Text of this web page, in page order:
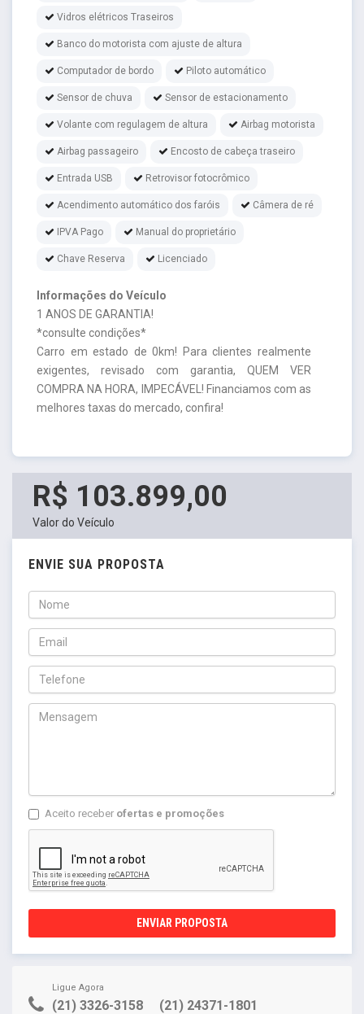
Vidros elétricos Traseiros
Banco do motorista com ajuste de altura
Computador de bordo Piloto automático
Sensor de chuva Sensor de estacionamento
Volante com regulagem de altura Airbag motorista
Airbag passageiro Encosto de cabeça traseiro
Entrada USB Retrovisor fotocrômico
Acendimento automático dos faróis Câmera de ré
IPVA Pago Manual do proprietário
Chave Reserva Licenciado
Informações do Veículo
1 ANOS DE GARANTIA!
*consulte condições*
Carro em estado de 0km! Para clientes realmente
exigentes, revisado com garantia, QUEM VER
COMPRA NA HORA, IMPECÁVEL! Financiamos com as
melhores taxas do mercado, confira!
R$ 103.899,00
Valor do Veículo
ENVIE SUA PROPOSTA
Aceito receber ofertas e promoções
ENVIAR PROPOSTA
Ligue Agora
(21) 3326-3158 (21) 24371-1801